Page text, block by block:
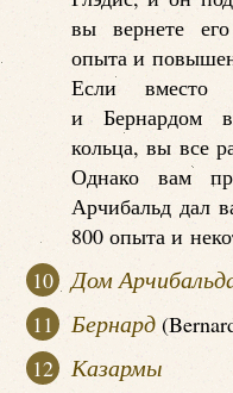
вы вернете
опыта и
Если вместо
и Бернардом
кольца, вы все
Однако вам
Арчибальд дал
800 опыта и
Дом
Бернард
Казармы